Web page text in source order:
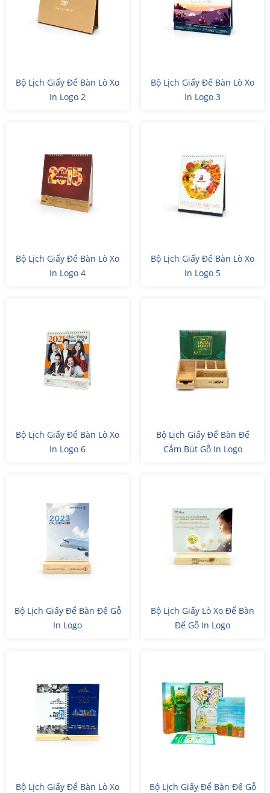
Bộ Lịch Giấy Để Bàn Lò Xo
In Logo 2
Bộ Lịch Giấy Để Bàn Lò Xo
In Logo 3
Bộ Lịch Giấy Để Bàn Lò Xo
In Logo 4
Bộ Lịch Giấy Để Bàn Lò Xo
In Logo 5
Bộ Lịch Giấy Để Bàn Lò Xo
In Logo 6
Bộ Lịch Giấy Để Bàn Đế
Cắm Bút Gỗ In Logo
Bộ Lịch Giấy Để Bàn Đế Gỗ
In Logo
Bộ Lịch Giấy Lò Xo Để Bàn
Đế Gỗ In Logo
Bộ Lịch Giấy Để Bàn Lò Xo
Bộ Lịch Giấy Để Bàn Đế Gỗ